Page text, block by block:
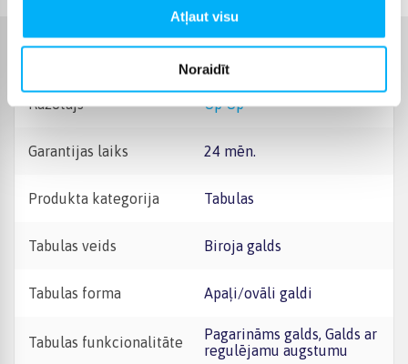
Atļaut visu
Noraidīt
Ražotājs Up Up
Garantijas laiks 24 mēn.
Produkta kategorija Tabulas
Tabulas veids Biroja galds
Tabulas forma Apaļi/ovāli galdi
Tabulas funkcionalitāte
Pagarināms galds, Galds ar
regulējamu augstumu